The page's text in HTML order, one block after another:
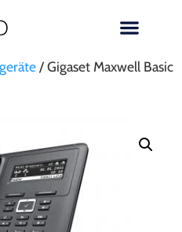
/ Gigaset Maxwell Basic